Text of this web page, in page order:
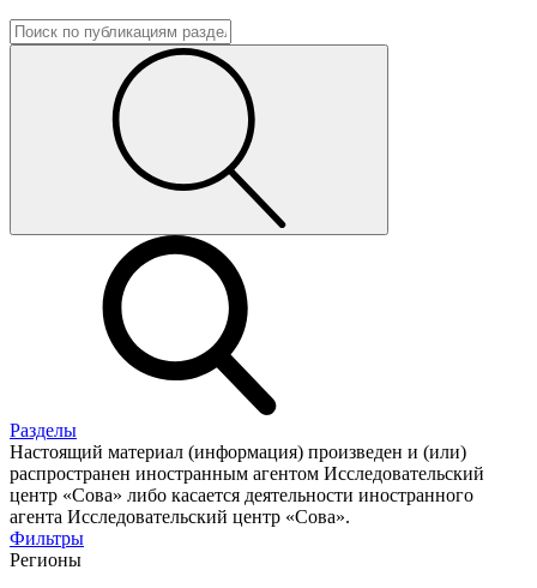
Разделы
Настоящий материал (информация) произведен и (или)
распространен иностранным агентом Исследовательский
центр «Сова» либо касается деятельности иностранного
агента Исследовательский центр «Сова».
Фильтры
Регионы